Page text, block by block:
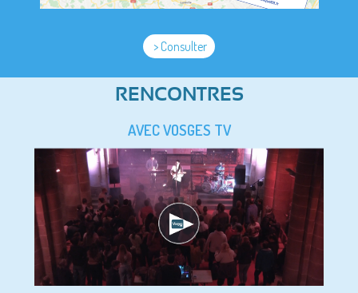
> Consulter
RENCONTRES
AVEC VOSGES TV